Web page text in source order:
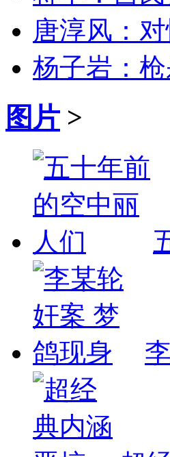
唐淳风：
杨子岩：
图片 >